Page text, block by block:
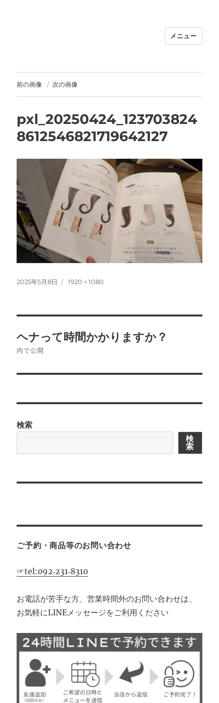
福岡｜天神/今泉/薬院の美容室｜moi
30代からの大人の本気ケアサロン｜オ
フィシャルサイト｜福岡天神エリアで
早朝7時から深夜24時まで営業｜天然
100％ハナヘナ｜湯シャン｜
メニュー
前の画像 次の画像
pxl_20250424_123703824
8612546821719642127
投
2025年5月8日
フ
1920 × 1080
稿
ゲ
ー
ヘナって時間かかりますか？
内で公開
検索
検
索
ご予約・商品等のお問い合わせ
☞tel:092‐231‐8310
お電話が苦手な方、営業時間外のお問い合わせは、
お気軽にLINEメッセージをご利用ください